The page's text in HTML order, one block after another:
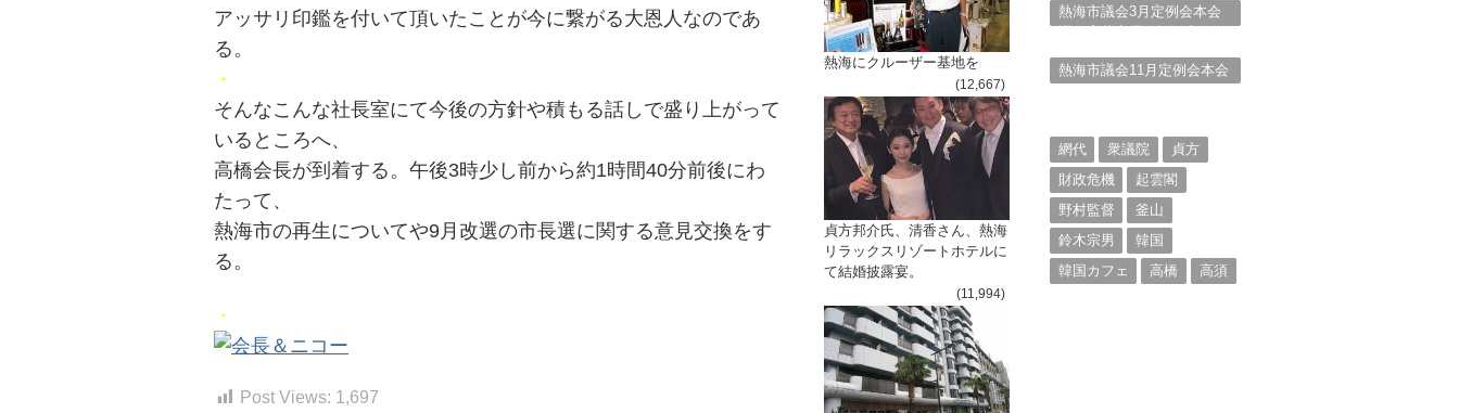
アッサリ印鑑を付いて頂いたことが今に繋がる大恩人なのであ
る。
・
そんなこんな社長室にて今後の方針や積もる話しで盛り上がって
いるところへ、
高橋会長が到着する。午後3時少し前から約1時間40分前後にわ
たって、
熱海市の再生についてや9月改選の市長選に関する意見交換をす
る。
・
Post Views: 1,697
熱海にクルーザー基地を
(12,667)
貞方邦介氏、清香さん、熱海
リラックスリゾートホテルに
て結婚披露宴。
(11,994)
熱海市議会3月定例会本会
熱海市議会11月定例会本会
網代
衆議院
貞方
財政危機
起雲閣
野村監督
釜山
鈴木宗男
韓国
韓国カフェ
高橋 高須